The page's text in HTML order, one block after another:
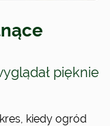
pięknie
kiedy ogród